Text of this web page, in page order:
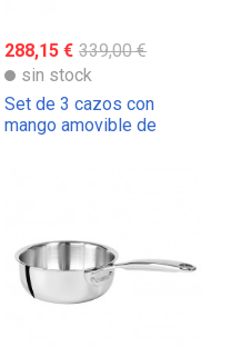
288,15 € 339,00 €
sin stock
Set de 3 cazos con
mango amovible de